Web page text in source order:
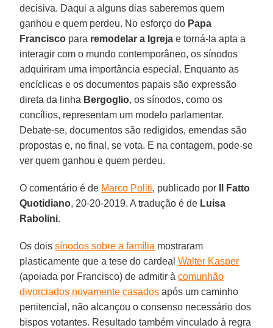
decisiva. Daqui a alguns dias saberemos quem
ganhou e quem perdeu. No esforço do Papa
Francisco para remodelar a Igreja e torná-la apta a
interagir com o mundo contemporâneo, os sínodos
adquiriram uma importância especial. Enquanto as
encíclicas e os documentos papais são expressão
direta da linha Bergoglio, os sínodos, como os
concílios, representam um modelo parlamentar.
Debate-se, documentos são redigidos, emendas são
propostas e, no final, se vota. E na contagem, pode-se
ver quem ganhou e quem perdeu.
O comentário é de Marco Politi, publicado por
Il Fatto
Quotidiano, 20-20-2019. A tradução é de Luisa
Rabolini.
Os doissínodos sobre a família mostraram
plasticamente que a tese do cardealWalter Kasper
(apoiada por Francisco) de admitir àcomunhão
divorciados novamente casados após um caminho
penitencial, não alcançou o consenso necessário dos
bispos votantes. Resultado também vinculado à regra